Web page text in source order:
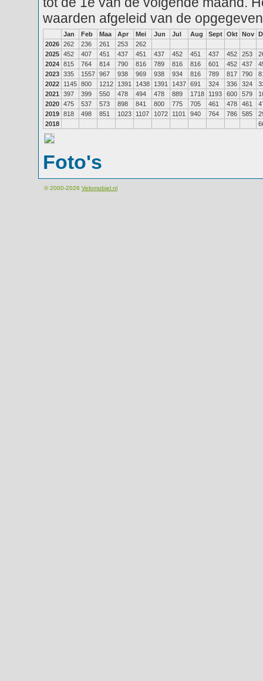
waarden afgeleid van de
Jan Feb Maa Apr Mei Jun Jul Aug Sept Okt Nov
2026 262 236 261 253
262
2025 452 407 451 437 451 437 452 451 437 452 253
2024 815 764 814 790 816 789 816 816 601 452 437
2023 335 1557 967 938 969 938 934 816 789 817 790
2022
1145 800 1212 1391 1438 1391 1437 691 324 336 324
2021
397 399 550 478 494 478 889 1718 1193 600 579
2020 475 537 573 898 841 800 775 705 461 478 461
2019 818 498 851 1023 1107 1072 1101 940 764 786 585
2018
Foto's
© 2000-2026 Velomobiel.nl